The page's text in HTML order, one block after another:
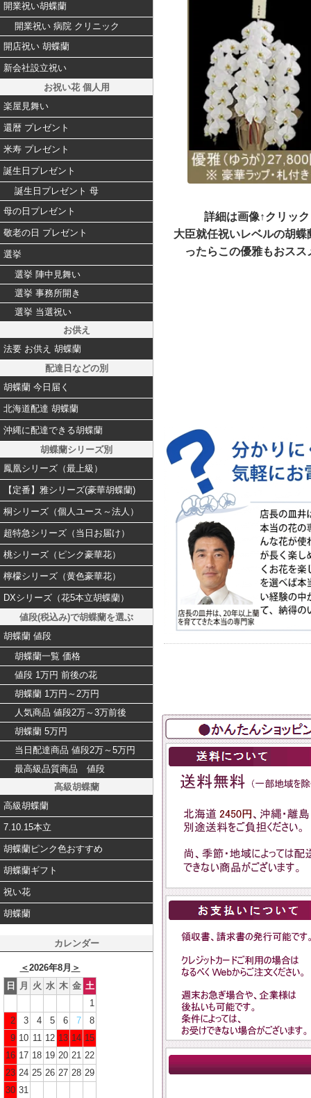
開業祝い胡蝶蘭
開業祝い 病院 クリニック
開店祝い 胡蝶蘭
新会社設立祝い
お祝い花 個人用
楽屋見舞い
還暦 プレゼント
米寿 プレゼント
誕生日プレゼント
誕生日プレゼント 母
母の日プレゼント
敬老の日 プレゼント
選挙
選挙 陣中見舞い
選挙 事務所開き
選挙 当選祝い
お供え
法要 お供え 胡蝶蘭
配達日などの別
胡蝶蘭 今日届く
北海道配達 胡蝶蘭
沖縄に配達できる胡蝶蘭
胡蝶蘭シリーズ別
鳳凰シリーズ（最上級）
【定番】雅シリーズ(豪華胡蝶蘭)
桐シリーズ（個人ユース～法人）
超特急シリーズ（当日お届け）
桃シリーズ（ピンク豪華花）
檸檬シリーズ（黄色豪華花）
DXシリーズ（花5本立胡蝶蘭）
値段(税込み)で胡蝶蘭を選ぶ
胡蝶蘭 値段
胡蝶蘭一覧 価格
値段 1万円 前後の花
胡蝶蘭 1万円～2万円
人気商品 値段2万～3万前後
胡蝶蘭 5万円
当日配達商品 値段2万～5万円
最高級品質商品 値段
高級胡蝶蘭
高級胡蝶蘭
7.10.15本立
胡蝶蘭ピンク色おすすめ
胡蝶蘭ギフト
祝い花
胡蝶蘭
カレンダー
＜2026年8月 ＞
日
月 火 水 木 金 土
1
2
3 4 5 6 7
8
9 10 11 12 13 14 15
16 17 18 19 20 21 22
23 24 25 26 27 28 29
30 31
詳細は画像↑クリック
大臣就任祝いレベルの胡蝶
ったらこの優雅もおスス